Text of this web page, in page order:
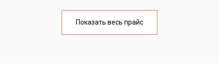
Ремонт платы управления
от 1800 ₽
Показать весь прайс